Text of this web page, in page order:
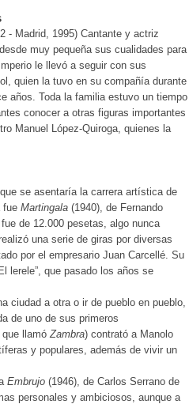
- Madrid, 1995) Cantante y actriz
muy pequeña sus cualidades para
le llevó a seguir con sus
quien la tuvo en su compañía durante
años. Toda la familia estuvo un tiempo
conocer a otras figuras importantes
Manuel López-Quiroga, quienes la
se asentaría la carrera artística de
fue Martingala (1940), de Fernando
de 12.000 pesetas, algo nunca
una serie de giras por diversas
por el empresario Juan Carcellé. Su
lerele”, que pasado los años se
ciudad a otra o ir de pueblo en pueblo,
de uno de sus primeros
que llamóZambra) contrató a Manolo
y populares, además de vivir un
Embrujo (1946), de Carlos Serrano de
personales y ambiciosos, aunque a